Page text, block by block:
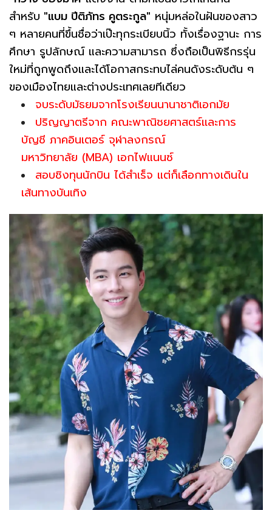
สำหรับ "แบม ปีติภัทร คูตระกูล" หนุ่มหล่อในฝันของสาว
ๆ หลายคนที่ขึ้นชื่อว่าเป๊ะทุกระเบียบนิ้ว ทั้งเรื่องฐานะ การ
ศึกษา รูปลักษณ์ และความสามารถ ซึ่งถือเป็นพิธีกรรุ่น
ใหม่ที่ถูกพูดถึงและได้โอกาสกระทบไล่คนดังระดับต้น ๆ
ของเมืองไทยและต่างประเทศเลยทีเดียว
จบระดับมัธยมจากโรงเรียนนานาชาติเอกมัย
ปริญญาตรีจาก คณะพาณิชยศาสตร์เเละการ
บัญชี ภาคอินเตอร์ จุฬาลงกรณ์
มหาวิทยาลัย (MBA) เอกไฟแนนซ์
สอบชิงทุนนักบิน ได้สำเร็จ แต่ก็เลือกทางเดินใน
เส้นทางบันเทิง